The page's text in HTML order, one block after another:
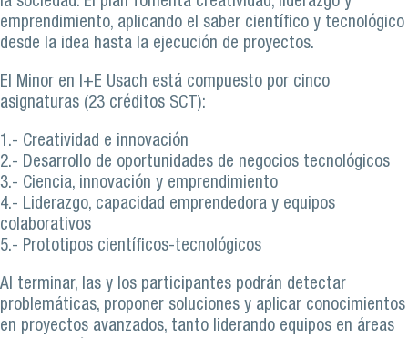
emprendimiento, aplicando el saber científico y tecnológico
desde la idea hasta la ejecución de proyectos.
El Minor en I+E Usach está compuesto por cinco
asignaturas (23 créditos SCT):
1.- Creatividad e innovación
2.- Desarrollo de oportunidades de negocios tecnológicos
3.- Ciencia, innovación y emprendimiento
4.- Liderazgo, capacidad emprendedora y equipos
colaborativos
5.- Prototipos científicos-tecnológicos
Al terminar, las y los participantes podrán detectar
problemáticas, proponer soluciones y aplicar conocimientos
en proyectos avanzados, tanto liderando equipos en áreas